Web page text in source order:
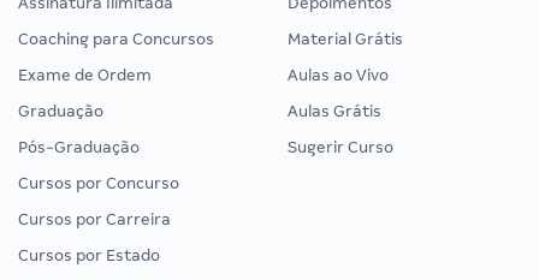
Coaching para Concursos
Exame de Ordem
Graduação
Pós-Graduação
Cursos por Concurso
Cursos por Carreira
Cursos por Estado
Material Grátis
Aulas ao Vivo
Aulas Grátis
Sugerir Curso